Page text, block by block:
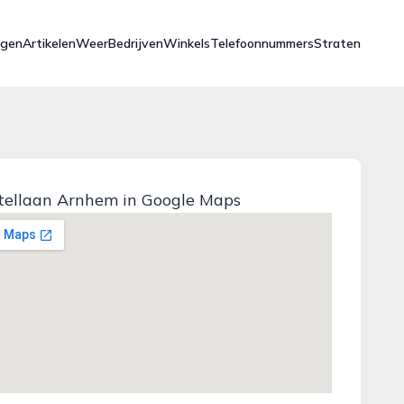
ArtikelenWeerBedrijvenWinkelsTelefoonnummersStraten
Arnhem in Google Maps